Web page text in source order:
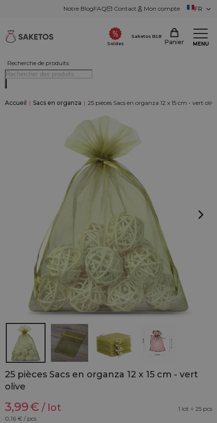
Notre BlogFAQ Contact Mon compte FR
Recherche de produits
Soldes
Saketos B2B
Panier MENU
Accueil | Sacs en organza | 25 pièces Sacs en organza 12 x 15 cm - vert olive
25 pièces Sacs en organza 12 x 15 cm - vert
olive
3,99€ / lot
1 lot = 25 pcs
0,16 € / pcs